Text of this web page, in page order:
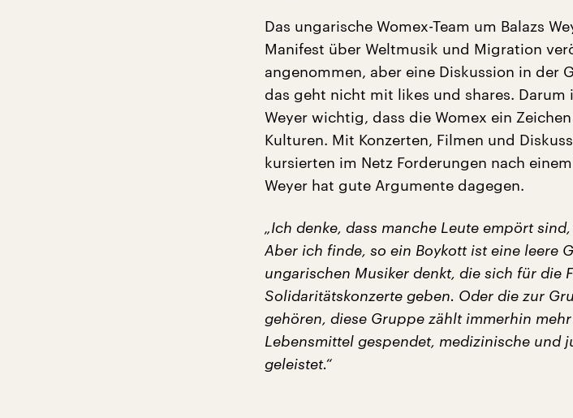
Das ungarische Womex-Team um Balazs
Manifest über Weltmusik und Migration
angenommen, aber eine Diskussion in der
das geht nicht mit likes und shares. Darum
Weyer wichtig, dass die Womex ein
Kulturen. Mit Konzerten, Filmen und
kursierten im Netz Forderungen nach
Weyer hat gute Argumente dagegen.
„Ich denke, dass manche Leute empört
Aber ich finde, so ein Boykott ist eine leere
ungarischen Musiker denkt, die sich für die
Solidaritätskonzerte geben. Oder die zur
gehören, diese Gruppe zählt immerhin
Lebensmittel gespendet, medizinische und
geleistet.“